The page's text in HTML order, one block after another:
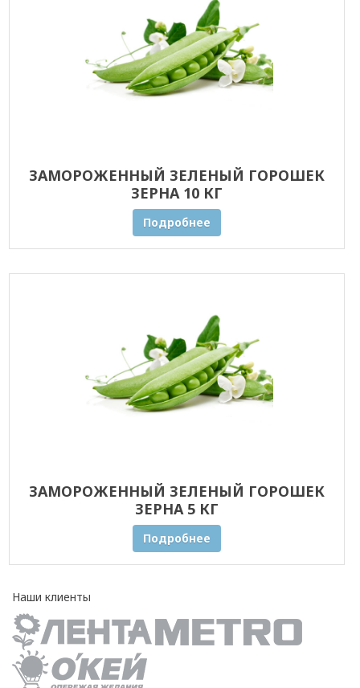
ЗАМОРОЖЕННЫЙ ЗЕЛЕНЫЙ ГОРОШЕК
ЗЕРНА 10 КГ
Подробнее
ЗАМОРОЖЕННЫЙ ЗЕЛЕНЫЙ ГОРОШЕК
ЗЕРНА 5 КГ
Подробнее
Наши клиенты